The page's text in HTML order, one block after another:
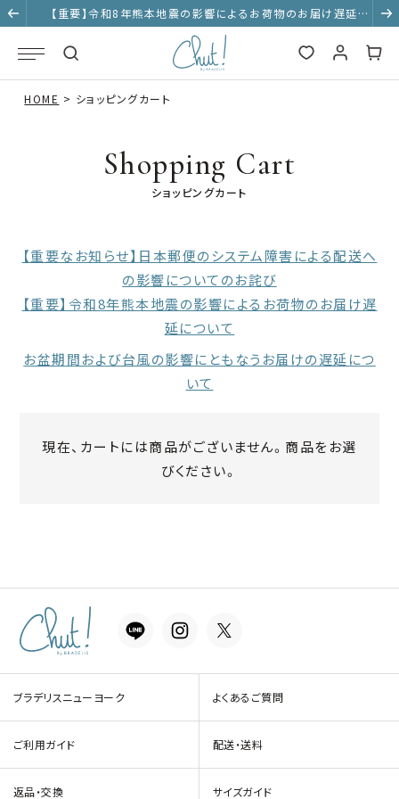
【重要】令和8年熊本地震の影響によるお荷物のお届け遅延に
ついて
HOME ショッピングカート
Shopping Cart
ショッピングカート
【重要なお知らせ】日本郵便のシステム障害による配送へ
の影響についてのお詫び
【重要】令和8年熊本地震の影響によるお荷物のお届け遅
延について
お盆期間および台風の影響にともなうお届けの遅延につ
いて
現在、カートには商品がございません。商品をお選
びください。
ブラデリスニューヨーク よくあるご質問
ご利用ガイド 配送・送料
返品・交換 サイズガイド